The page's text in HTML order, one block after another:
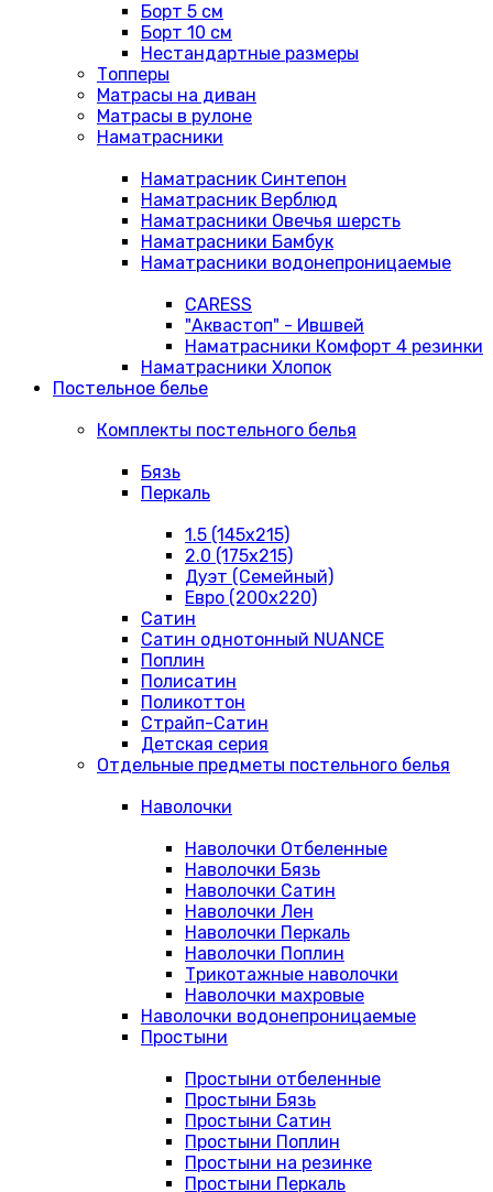
Борт 5 см
Борт 10 см
Нестандартные размеры
Топперы
Матрасы на диван
Матрасы в рулоне
Наматрасники
Наматрасник Синтепон
Наматрасник Верблюд
Наматрасники Овечья шерсть
Наматрасники Бамбук
Наматрасники водонепроницаемые
CARESS
"Аквастоп" - Ившвей
Наматрасники Комфорт 4 резинки
Наматрасники Хлопок
Постельное белье
Комплекты постельного белья
Бязь
Перкаль
1.5 (145х215)
2.0 (175х215)
Дуэт (Семейный)
Евро (200х220)
Сатин
Сатин однотонный NUANCE
Поплин
Полисатин
Поликоттон
Страйп-Сатин
Детская серия
Отдельные предметы постельного белья
Наволочки
Наволочки Отбеленные
Наволочки Бязь
Наволочки Сатин
Наволочки Лен
Наволочки Перкаль
Наволочки Поплин
Трикотажные наволочки
Наволочки махровые
Наволочки водонепроницаемые
Простыни
Простыни отбеленные
Простыни Бязь
Простыни Сатин
Простыни Поплин
Простыни на резинке
Простыни Перкаль